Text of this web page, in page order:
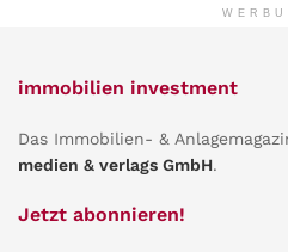
immobilien investment
Das Immobilien- &
medien & verlags GmbH.
Jetzt abonnieren!